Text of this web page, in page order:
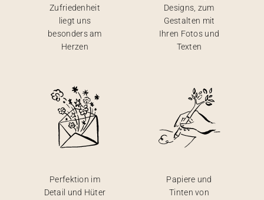
Zufriedenheit
liegt uns
besonders am
Herzen
Designs, zum
Gestalten mit
Ihren Fotos und
Texten
Perfektion im
Detail und Hüter
Papiere und
Tinten von